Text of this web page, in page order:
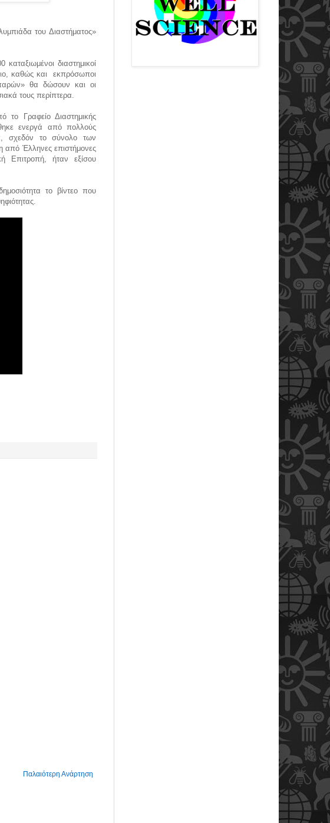
του Διαστήματος»
διαστημικοί
καθώς και εκπρόσωποι
θα δώσουν και οι
τους περίπτερα.
το Γραφείο Διαστημικής
ενεργά από πολλούς
σχεδόν το σύνολο των
από Έλληνες επιστήμονες
Επιτροπή, ήταν εξίσου
το βίντεο που
Παλαιότερη Ανάρτηση